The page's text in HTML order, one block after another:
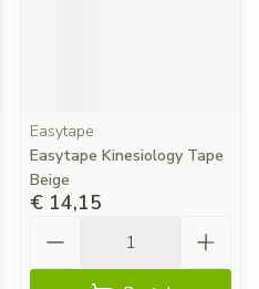
Easytape
Easytape Kinesiology Tape
Beige
€ 14,15